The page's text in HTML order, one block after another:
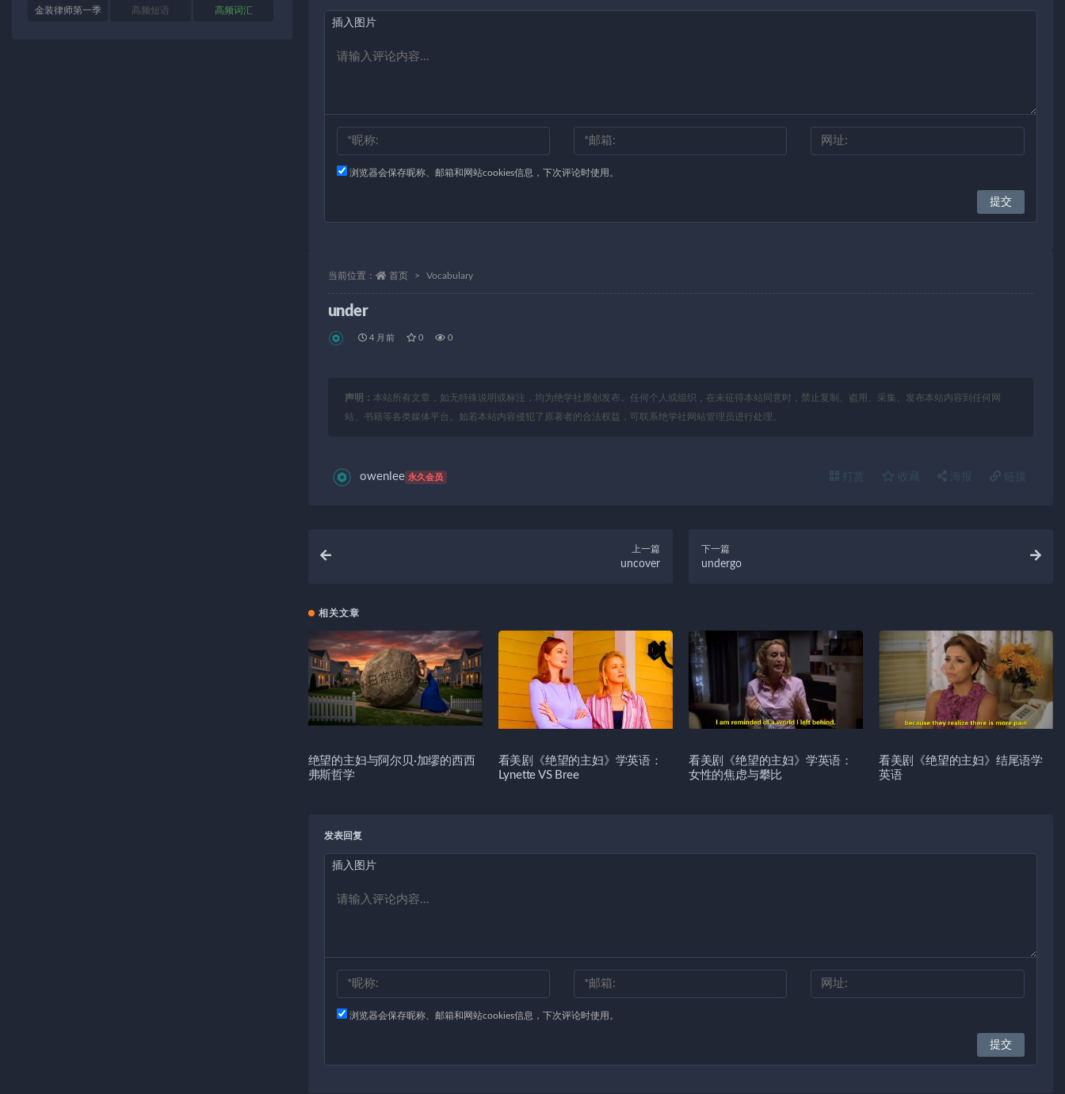
插入图片
浏览器会保存昵称、邮箱和网站cookies信息，下次评论时使用。
当前位置： 首页 Vocabulary
under
4 月前 0 0
声明： 本站所有文章，如无特殊说明或标注，均为绝学社原创发布。任何个人或组织，在未征得本站同意时，禁止复制、盗用、采集、发布本站内容到任何网
站、书籍等各类媒体平台。如若本站内容侵犯了原著者的合法权益，可联系绝学社网站管理员进行处理。
owenlee 永久会员 打赏 收藏 海报 链接
上一篇
uncover
下一篇
undergo
相关文章
绝望的主妇与阿尔贝·加缪的西西
弗斯哲学
看美剧《绝望的主妇》学英语：
Lynette VS Bree
看美剧《绝望的主妇》学英语：
女性的焦虑与攀比
看美剧《绝望的主妇》结尾语学
英语
发表回复
插入图片
浏览器会保存昵称、邮箱和网站cookies信息，下次评论时使用。
金装律师第一季 高频短语 高频词汇